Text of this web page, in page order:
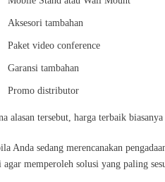
Aksesori tambahan
Paket video conference
Garansi tambahan
Promo distributor
alasan tersebut, harga terbaik
Anda sedang merencanakan
agar memperoleh solusi yang paling